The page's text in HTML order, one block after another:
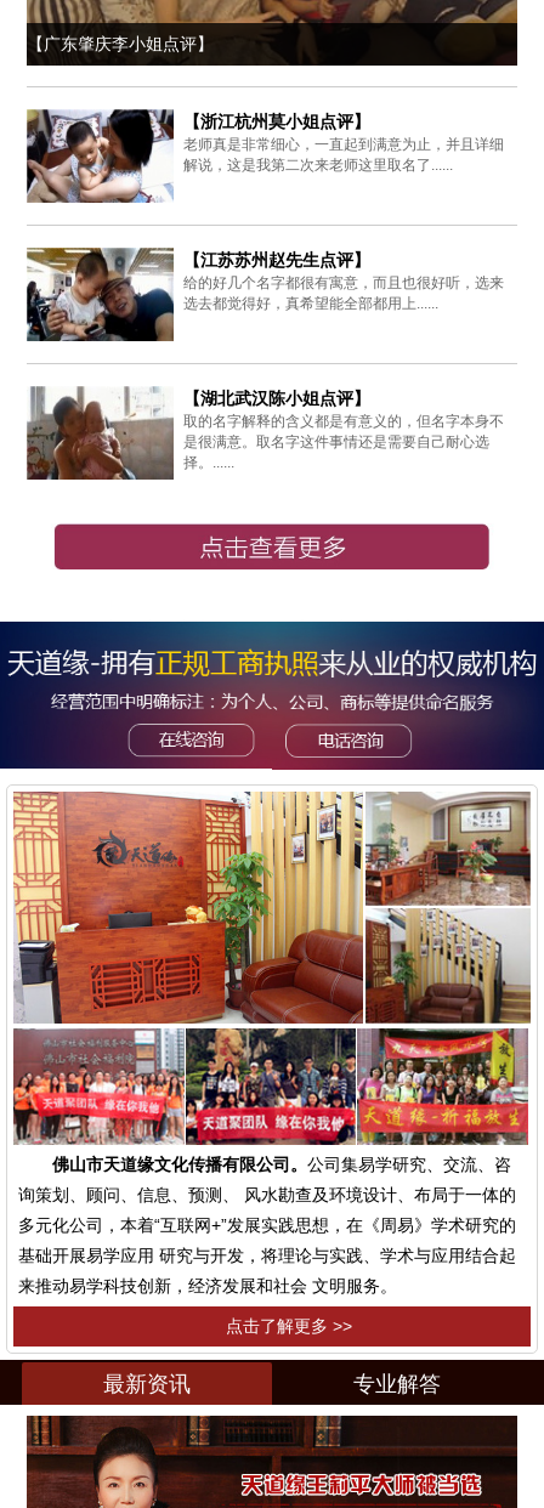
【广东肇庆李小姐点评】
【浙江杭州莫小姐点评】
老师真是非常细心，一直起到满意为止，并且详细
解说，这是我第二次来老师这里取名了......
【江苏苏州赵先生点评】
给的好几个名字都很有寓意，而且也很好听，选来
选去都觉得好，真希望能全部都用上......
【湖北武汉陈小姐点评】
取的名字解释的含义都是有意义的，但名字本身不
是很满意。取名字这件事情还是需要自己耐心选
择。......
佛山市天道缘文化传播有限公司。 公司集易学研究、交流、咨
询策划、顾问、信息、预测、 风水勘查及环境设计、布局于一体的
多元化公司，本着“互联网+”发展实践思想，在《周易》学术研究的
基础开展易学应用 研究与开发，将理论与实践、学术与应用结合起
来推动易学科技创新，经济发展和社会 文明服务。
点击了解更多 >>
最新资讯 专业解答